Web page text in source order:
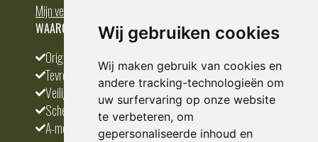
Wij gebruiken cookies
Wij maken gebruik van cookies en
andere tracking-technologieën om
uw surfervaring op onze website
te verbeteren, om
gepersonaliseerde inhoud en
Mijn verlanglijst
WAAROM BESTELLEN BIJ DEDUMP.NL
Origineel en divers
Tevreden klanten
Veilig betalen
Scherpste prijs
A-merken